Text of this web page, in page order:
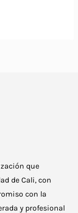
página
de
producto
que
de Cali, con
con la
y profesional